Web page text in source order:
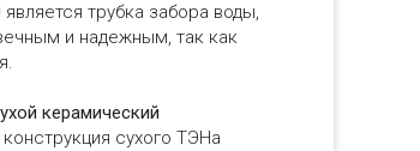
является трубка забора воды,
и надежным, так как
керамический
сухого ТЭНа